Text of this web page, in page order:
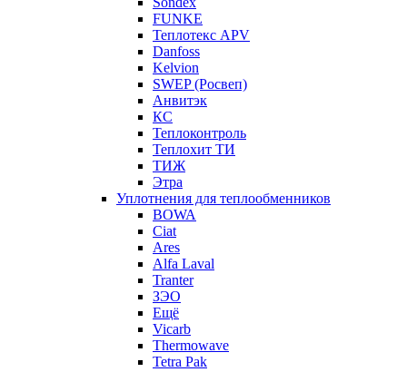
FUNKE
Теплотекс APV
Danfoss
Kelvion
SWEP (Росвеп)
Анвитэк
КС
Теплоконтроль
Теплохит ТИ
ТИЖ
Этра
Уплотнения для теплообменников
BOWA
Ciat
Ares
Alfa Laval
Tranter
ЗЭО
Ещё
Vicarb
Thermowave
Tetra Pak